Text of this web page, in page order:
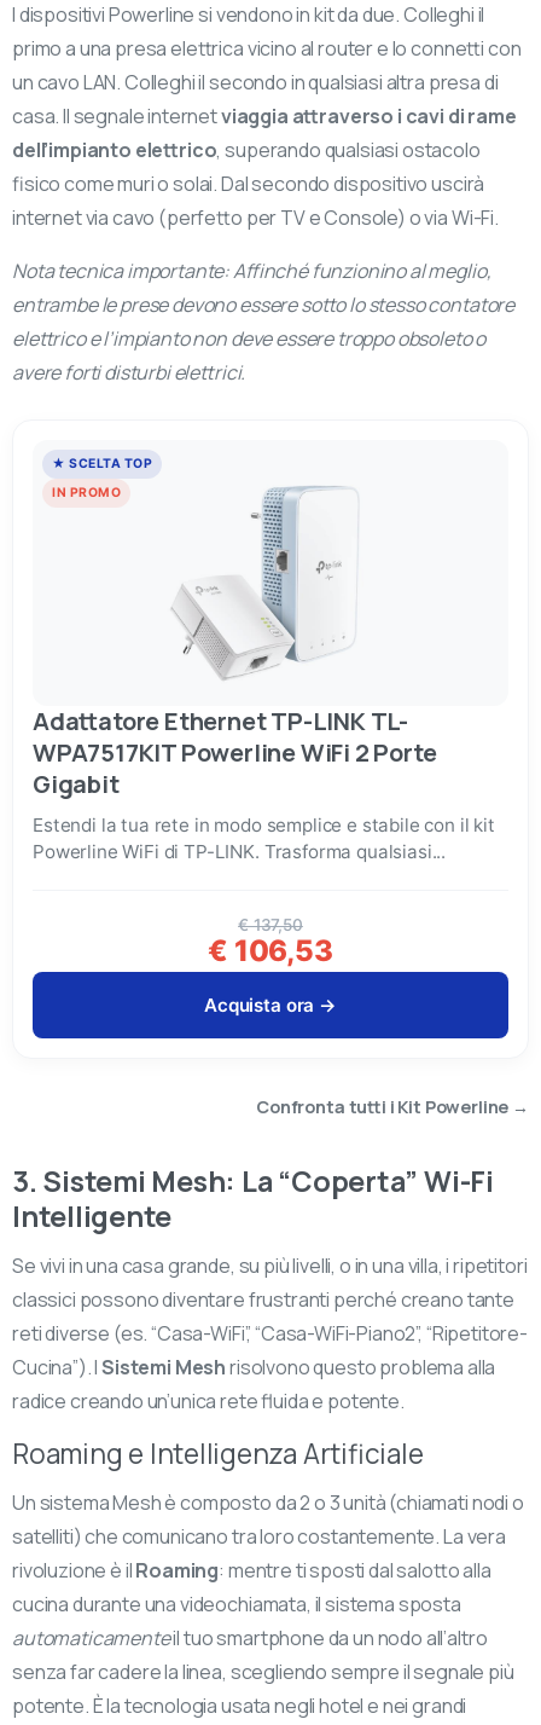
I dispositivi Powerline si vendono in kit da due. Colleghi il
primo a una presa elettrica vicino al router e lo connetti con
un cavo LAN. Colleghi il secondo in qualsiasi altra presa di
casa. Il segnale internetviaggia attraverso i cavi di rame
dell’impianto elettrico, superando qualsiasi ostacolo
fisico come muri o solai. Dal secondo dispositivo uscirà
internet via cavo (perfetto per TV e Console) o via Wi-Fi.
Nota tecnica importante: Affinché funzionino al meglio,
entrambe le prese devono essere sotto lo stesso contatore
elettrico e l’impianto non deve essere troppo obsoleto o
avere forti disturbi elettrici.
★ SCELTA TOP
IN PROMO
Adattatore Ethernet TP-LINK TL-
WPA7517KIT Powerline WiFi 2 Porte
Gigabit
Estendi la tua rete in modo semplice e stabile con il kit
Powerline WiFi di TP-LINK. Trasforma qualsiasi...
€ 137,50
€ 106,53
Acquista ora →
Confronta tutti i Kit Powerline →
3. Sistemi Mesh: La “Coperta” Wi-Fi
Intelligente
Se vivi in una casa grande, su più livelli, o in una villa, i ripetitori
classici possono diventare frustranti perché creano tante
reti diverse (es. “Casa-WiFi”, “Casa-WiFi-Piano2”, “Ripetitore-
Cucina”). ISistemi Meshrisolvono questo problema alla
radice creando un’unica rete fluida e potente.
Roaming e Intelligenza Artificiale
Un sistema Mesh è composto da 2 o 3 unità (chiamati nodi o
satelliti) che comunicano tra loro costantemente. La vera
rivoluzione è ilRoaming: mentre ti sposti dal salotto alla
cucina durante una videochiamata, il sistema sposta
automaticamenteil tuo smartphone da un nodo all’altro
senza far cadere la linea, scegliendo sempre il segnale più
potente. È la tecnologia usata negli hotel e nei grandi